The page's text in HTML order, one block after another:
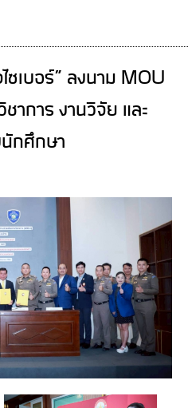
เบอร์” ลงนาม MOU
การ งานวิจัย และ
กศึกษา